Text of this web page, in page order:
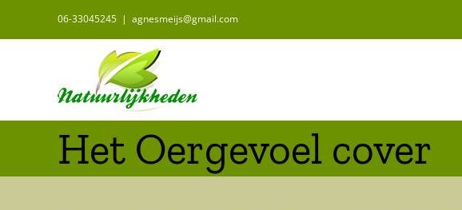
06-33045245 | agnesmeijs@gmail.com
Het Oergevoel cover